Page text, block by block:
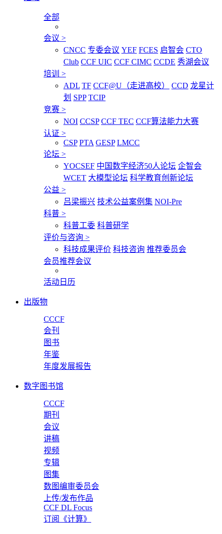
全部
会议 >
CNCC 专委会议 YEF FCES 启智会 CTO
Club CCF UIC CCF CIMC CCDE 秀湖会议
培训 >
ADL TF CCF@U（走进高校） CCD 龙星计
划 SPP TCIP
竞赛 >
NOI CCSP CCF TEC CCF算法能力大赛
认证 >
CSP PTA GESP LMCC
论坛 >
YOCSEF 中国数字经济50人论坛 企智会
WCET 大模型论坛 科学教育创新论坛
公益 >
吕梁振兴 技术公益案例集 NOI-Pre
科普 >
科普工委 科普研学
评价与咨询 >
科技成果评价 科技咨询 推荐委员会
会员推荐会议
活动日历
出版物
CCCF
会刊
图书
年鉴
年度发展报告
数字图书馆
CCCF
期刊
会议
讲稿
视频
专辑
图集
数图编审委员会
上传/发布作品
CCF DL Focus
订阅《计算》